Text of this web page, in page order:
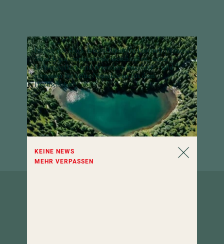
Immer ein Stück Hochschober im Postfach: Freuen
Sie sich auf inspirierende Geschichten, neue
Lieblingsplätze und besondere Angebote – und
verpassen Sie keine Neuigkeiten aus dem
Hochschober!
KEINE NEWS
MEHR VERPASSEN